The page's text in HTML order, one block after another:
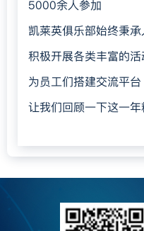
推广“STOP 5秒
前暂停思考，进行风
升现场风险即时感知
集团EHS执行副
注夏季安全管理，全
苛”要求，将安全“听
目、每次风险评估和
到“行稳致远”。
集团高级副总裁
生活与工作，注重细
下高度重视安全，持
5000余人参加
凯莱英俱乐部始终秉
积极开展各类丰富的活
为员工们搭建交流平台
让我们回顾一下这一